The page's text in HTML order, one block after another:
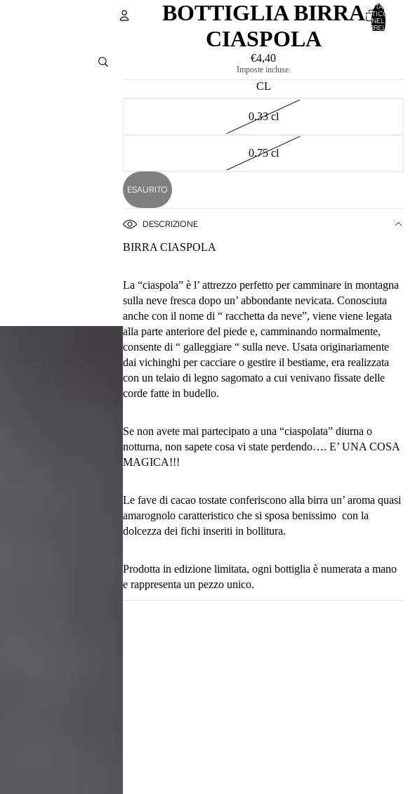
ALTRE OPZIONI DI ACCESSO
ORDINI
PROFILO
TOTALE
ARTICOLI
NEL
CARRELLO:
BOTTIGLIA BIRRA
CIASPOLA
€4,40
Imposte incluse.
CL
0.33 cl
0.75 cl
ESAURITO
DESCRIZIONE
BIRRA CIASPOLA
La “ciaspola” è l’ attrezzo perfetto per camminare in montagna
sulla neve fresca dopo un’ abbondante nevicata. Conosciuta
anche con il nome di “ racchetta da neve”, viene viene legata
alla parte anteriore del piede e, camminando normalmente,
consente di “ galleggiare “ sulla neve. Usata originariamente
dai vichinghi per cacciare o gestire il bestiame, era realizzata
con un telaio di legno sagomato a cui venivano fissate delle
corde fatte in budello.
Se non avete mai partecipato a una “ciaspolata” diurna o
notturna, non sapete cosa vi state perdendo…. E’ UNA COSA
MAGICA!!!
Le fave di cacao tostate conferiscono alla birra un’ aroma quasi
amarognolo caratteristico che si sposa benissimo con la
dolcezza dei fichi inseriti in bollitura.
Prodotta in edizione limitata, ogni bottiglia è numerata a mano
e rappresenta un pezzo unico.